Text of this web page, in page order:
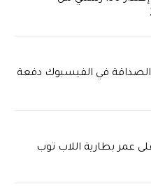
في الفيسبوك دفعة
عمر بطارية اللاب توب